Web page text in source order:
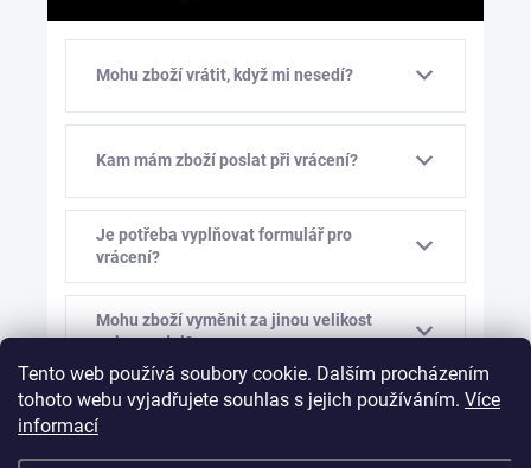
Tento web používá soubory cookie. Dalším procházením
tohoto webu vyjadřujete souhlas s jejich používáním. Více
informací
Mohu zboží vrátit, když mi nesedí?
Kam mám zboží poslat při vrácení?
Je potřeba vyplňovat formulář pro
vrácení?
Mohu zboží vyměnit za jinou velikost
nebo model?
Kolik stojí výměna zboží?